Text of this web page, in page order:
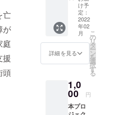
亡
が
庭
援
頭
気や災
害・自
死で親
を亡く
したり
親に障
がいが
ある家
庭の学
の奨学
金とし
て、全
額を一
け予
定：
2022
年02
月
詳細を見る
こ
の
リ
タ
ー
ン
を
選
択
す
る
1,0
00 円
本プロ